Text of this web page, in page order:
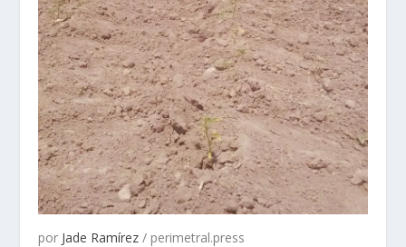
por Jade Ramírez / perimetral.press